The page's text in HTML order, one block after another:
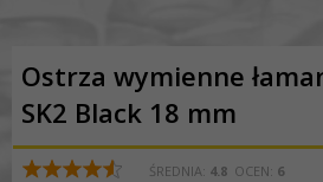
Ostrza wymienne
SK2 Black 18 mm
ŚREDNIA: 4.8 OCEN: 6